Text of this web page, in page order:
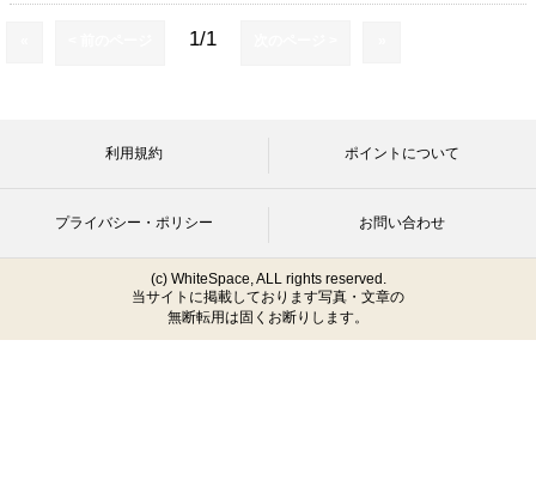
1/1
利用規約 ポイントについて
プライバシー・ポリシー お問い合わせ
(c) WhiteSpace, ALL rights reserved.
当サイトに掲載しております写真・文章の
無断転用は固くお断りします。